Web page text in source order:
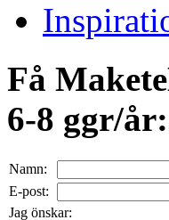
Få
6-8 ggr/år:
Namn:
E-post:
Jag önskar: